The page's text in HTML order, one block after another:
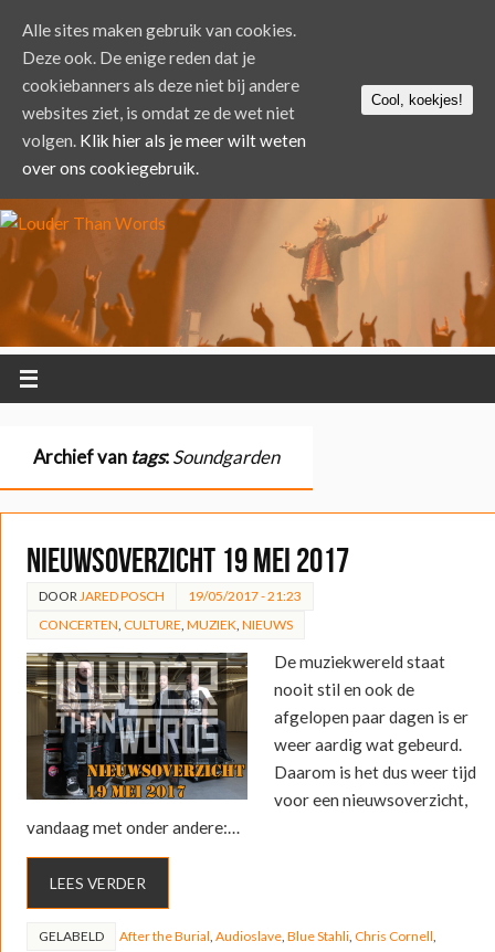
Archief van tags:Soundgarden
Nieuwsoverzicht 19 mei 2017
DOOR JARED POSCH
19/05/2017 - 21:23
CONCERTEN CULTURE MUZIEK NIEUWS
De muziekwereld staat
nooit stil en ook de
afgelopen paar dagen is er
weer aardig wat gebeurd.
Daarom is het dus weer tijd
voor een nieuwsoverzicht,
vandaag met onder andere:…
LEES VERDER
GELABELD After the Burial Audioslave, Blue Stahli, Chris Cornell
Alle sites maken gebruik van cookies.
Deze ook. De enige reden dat je
cookiebanners als deze niet bij andere
websites ziet, is omdat ze de wet niet
volgen. Klik hier als je meer wilt weten
over ons cookiegebruik.
Cool, koekjes!